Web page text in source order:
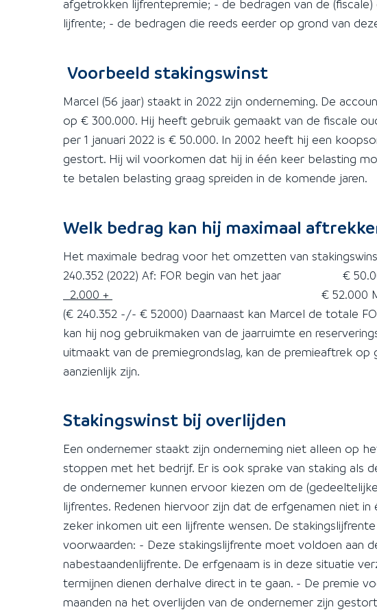
afgetrokken lijfrentepremie; - de bedragen van de
lijfrente; - de bedragen die reeds eerder op grond van
Voorbeeld stakingswinst
Marcel (56 jaar) staakt in 2022 zijn onderneming. De
op € 300.000. Hij heeft gebruik gemaakt van de fiscale
per 1 januari 2022 is € 50.000. In 2002 heeft hij een
gestort. Hij wil voorkomen dat hij in één keer belasting
te betalen belasting graag spreiden in de komende jaren.
Welk bedrag kan hij maximaal
Het maximale bedrag voor het omzetten van
240.352 (2022) Af: FOR begin van het jaar €
2.000 +
€ 52.000 Maximale
(€ 240.352 -/- € 52000) Daarnaast kan Marcel de totale
kan hij nog gebruikmaken van de jaarruimte en
uitmaakt van de premiegrondslag, kan de premieaftrek
aanzienlijk zijn.
Stakingswinst bij overlijden
Een ondernemer staakt zijn onderneming niet alleen op
stoppen met het bedrijf. Er is ook sprake van staking als
de ondernemer kunnen ervoor kiezen om de
lijfrentes. Redenen hiervoor zijn dat de erfgenamen niet
zeker inkomen uit een lijfrente wensen. De
voorwaarden: - Deze stakingslijfrente moet voldoen aan
nabestaandenlijfrente. De erfgenaam is in deze situatie
termijnen dienen derhalve direct in te gaan. - De premie
maanden na het overlijden van de ondernemer zijn